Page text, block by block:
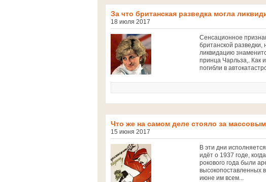
За что британская разведка могла
18 июля 2017
Сенсационное
британской
ликвидацию
принца Чарльза,. Как
погибли в
Что же на самом деле стояло за
15 июня 2017
В эти дни
идёт о 1937 годе,
рокового года были
высокопоставленных
июне им всем...